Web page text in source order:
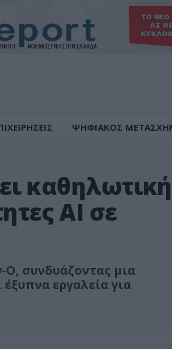
ΨΗΦΙΑΚΟΣ
καθηλωτική
AI σε
συνδυάζοντας μια
εργαλεία για